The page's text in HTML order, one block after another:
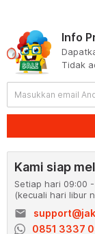
Info
Tidak
Kami siap
Setiap hari 09:00 -
(kecuali hari libur
email
0851 3337